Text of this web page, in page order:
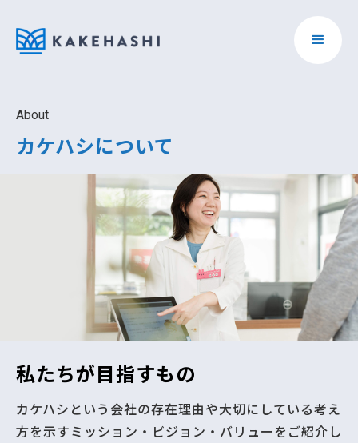
About
カケハシについて
私たちが目指すもの
カケハシという会社の存在理由や大切にしている考え
方を示すミッション・ビジョン・バリューをご紹介し